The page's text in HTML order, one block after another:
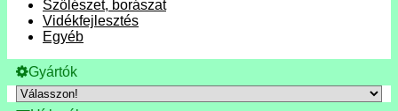
Szőlészet, borászat
Vidékfejlesztés
Egyéb
Gyártók